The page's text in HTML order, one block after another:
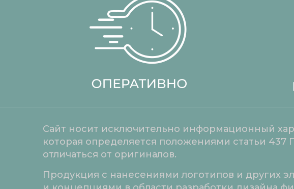
Сайт носит исключительно информационный
которая определяется положениями статьи
отличаться от оригиналов.
Продукция с нанесениями логотипов и других